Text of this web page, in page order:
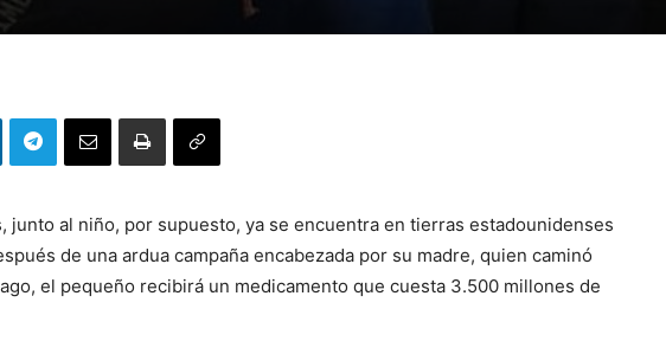
junto al niño, por supuesto, ya se encuentra en tierras estadounidenses
de una ardua campaña encabezada por su madre, quien caminó
el pequeño recibirá un medicamento que cuesta 3.500 millones de